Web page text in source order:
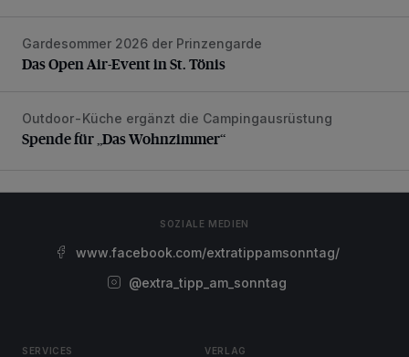
Das Open Air-Event in St. Tönis
Gardesommer 2026 der Prinzengarde
Das Open Air-Event in St. Tönis
Spende für „Das Wohnzimmer“
Outdoor-Küche ergänzt die Campingausrüstung
Spende für „Das Wohnzimmer“
SOZIALE MEDIEN
www.facebook.com/extratippamsonntag/
@extra_tipp_am_sonntag
SERVICES VERLAG